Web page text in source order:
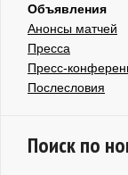
Объявления
Анонсы матчей
Пресса
Пресс-
Послесловия
Поиск по